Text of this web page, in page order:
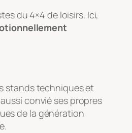
du 4×4 de loisirs. Ici,
stands techniques et
convié ses propres
de la génération